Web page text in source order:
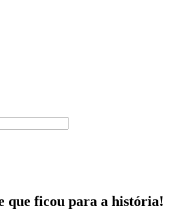
que ficou para a história!